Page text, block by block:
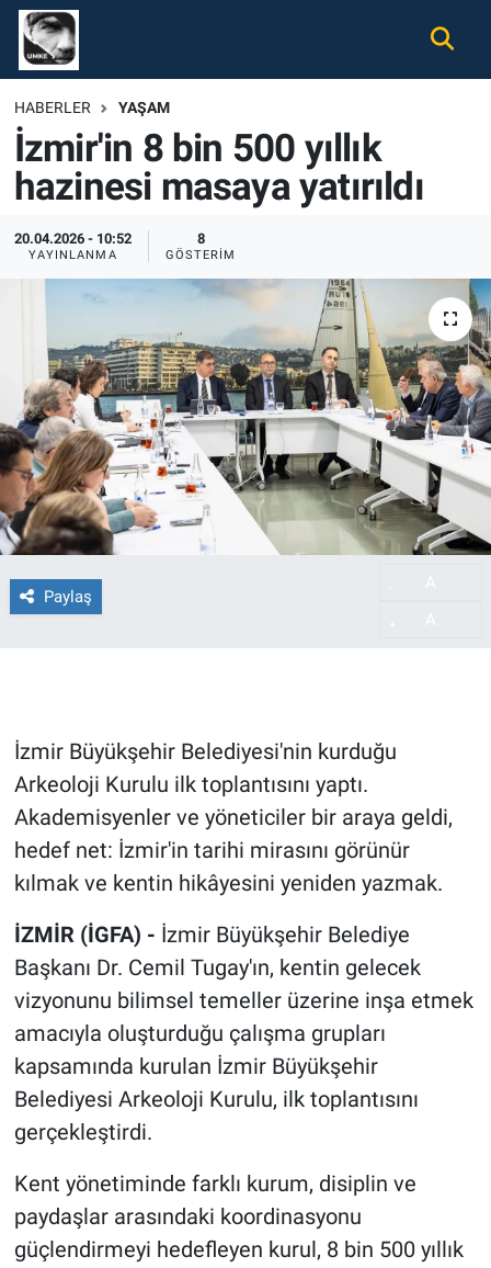
HABERLER YAŞAM
İzmir'in 8 bin 500 yıllık
hazinesi masaya yatırıldı
20.04.2026 - 10:52
YAYINLANMA
8
GÖSTERIM
Paylaş
İzmir Büyükşehir Belediyesi'nin kurduğu
Arkeoloji Kurulu ilk toplantısını yaptı.
Akademisyenler ve yöneticiler bir araya geldi,
hedef net: İzmir'in tarihi mirasını görünür
kılmak ve kentin hikâyesini yeniden yazmak.
İZMİR (İGFA) - İzmir Büyükşehir Belediye
Başkanı Dr. Cemil Tugay'ın, kentin gelecek
vizyonunu bilimsel temeller üzerine inşa etmek
amacıyla oluşturduğu çalışma grupları
kapsamında kurulan İzmir Büyükşehir
Belediyesi Arkeoloji Kurulu, ilk toplantısını
gerçekleştirdi.
Kent yönetiminde farklı kurum, disiplin ve
paydaşlar arasındaki koordinasyonu
güçlendirmeyi hedefleyen kurul, 8 bin 500 yıllık
Gündem
Ekonomi
Spor
Magazin
Tüm Haberler
İletişim
Künye
Nöbetçi Eczaneler
Hava Durumu
Namaz Vakitleri
Trafik Durumu
Süper Lig Puan Durumu ve Fikstür
Tüm Manşetler
Son Dakika Haberleri
Haber Arşivi